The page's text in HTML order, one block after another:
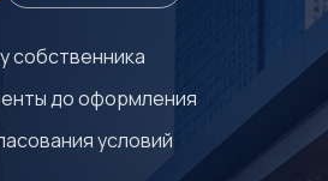
собственника
до оформления
условий